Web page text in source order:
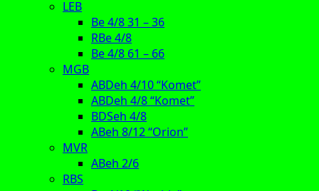
LEB
Be 4/8 31 – 36
RBe 4/8
Be 4/8 61 – 66
MGB
ABDeh 4/10 “Komet”
ABDeh 4/8 “Komet”
BDSeh 4/8
ABeh 8/12 “Orion”
MVR
ABeh 2/6
RBS